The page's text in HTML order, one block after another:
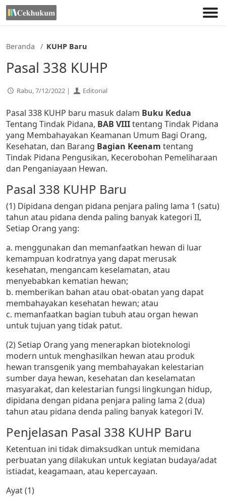
Lewati
ke
Beranda KUHP Baru
Pasal 338 KUHP
Rabu, 7/12/2022 | Editorial
Pasal 338 KUHP baru masuk dalam Buku Kedua
Tentang Tindak Pidana, BAB VIIItentang Tindak Pidana
yang Membahayakan Keamanan Umum Bagi Orang,
Kesehatan, dan Barang Bagian Keenam tentang
Tindak Pidana Pengusikan, Kecerobohan Pemeliharaan
dan Penganiayaan Hewan.
Pasal 338 KUHP Baru
(1) Dipidana dengan pidana penjara paling lama 1 (satu)
tahun atau pidana denda paling banyak kategori II,
Setiap Orang yang:
a. menggunakan dan memanfaatkan hewan di luar
kemampuan kodratnya yang dapat merusak
kesehatan, mengancam keselamatan, atau
menyebabkan kematian hewan;
b. memberikan bahan atau obat-obatan yang dapat
membahayakan kesehatan hewan; atau
c. memanfaatkan bagian tubuh atau organ hewan
untuk tujuan yang tidak patut.
(2) Setiap Orang yang menerapkan bioteknologi
modern untuk menghasilkan hewan atau produk
hewan transgenik yang membahayakan kelestarian
sumber daya hewan, kesehatan dan keselamatan
masyarakat, dan kelestarian fungsi lingkungan hidup,
dipidana dengan pidana penjara paling lama 2 (dua)
tahun atau pidana denda paling banyak kategori IV.
Penjelasan Pasal 338 KUHP Baru
Ketentuan ini tidak dimaksudkan untuk memidana
perbuatan yang dilakukan untuk kegiatan budaya/adat
istiadat, keagamaan, atau kepercayaan.
Ayat (1)